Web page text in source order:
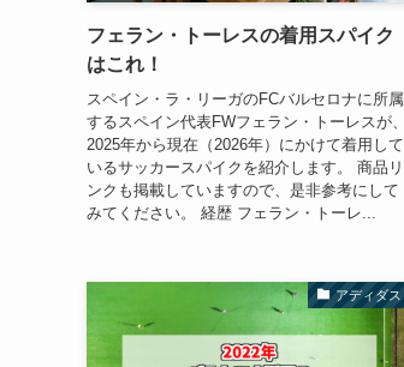
フェラン・トーレスの着用スパイク
はこれ！
スペイン・ラ・リーガのFCバルセロナに所属
するスペイン代表FWフェラン・トーレスが、
2025年から現在（2026年）にかけて着用して
いるサッカースパイクを紹介します。 商品リ
ンクも掲載していますので、是非参考にして
みてください。 経歴 フェラン・トーレ...
アディダス